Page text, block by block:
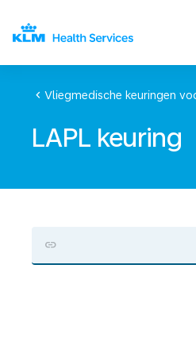
chevron_left Vliegmedische keuringen
LAPL keuring
LAPL